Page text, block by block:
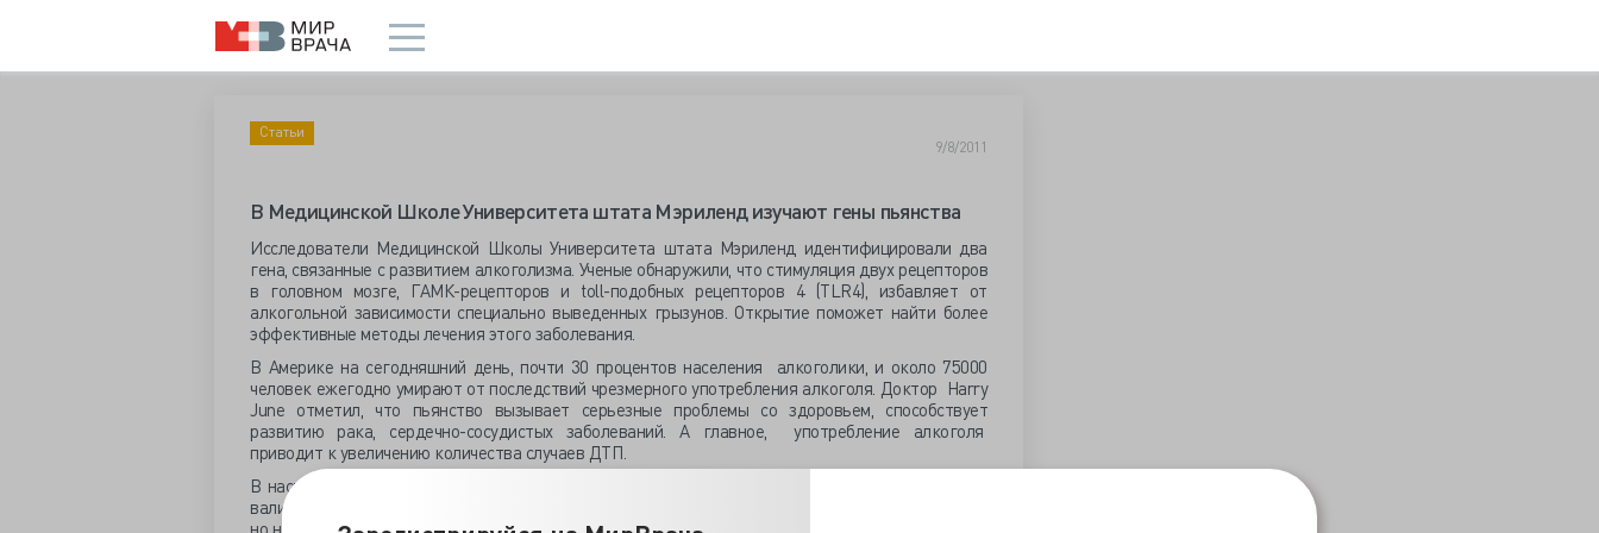
Статьи
9/8/2011
В Медицинской Школе Университета штата Мэриленд изучают гены пьянства
Исследователи Медицинской Школы Университета штата Мэриленд идентифицировали два
гена, связанные с развитием алкоголизма. Ученые обнаружили, что стимуляция двух рецепторов
в головном мозге, ГАМК-рецепторов и toll-подобных рецепторов 4 (TLR4), избавляет от
алкогольной зависимости специально выведенных грызунов. Открытие поможет найти более
эффективные методы лечения этого заболевания.
В Америке на сегодняшний день, почти 30 процентов населения алкоголики, и около 75000
человек ежегодно умирают от последствий чрезмерного употребления алкоголя. Доктор Harry
June отметил, что пьянство вызывает серьезные проблемы со здоровьем, способствует
развитию рака, сердечно-сосудистых заболеваний. А главное, употребление алкоголя
приводит к увеличению количества случаев ДТП.
В настоящее время для уменьшения синдрома отмены часто назначают такие лекарства, как
валиум и либриум, которые обладают успокаивающим и снижающими тревожность свойствами,
но не избавляют от тяги к алкоголю.